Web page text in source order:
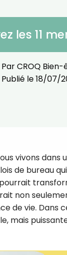
les 11
ParCROQ
Publié le18/07/
vivons dans
de bureau
non
de vie. Dans
mais